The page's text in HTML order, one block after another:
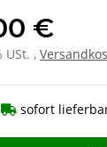
€
USt. ,
sofort